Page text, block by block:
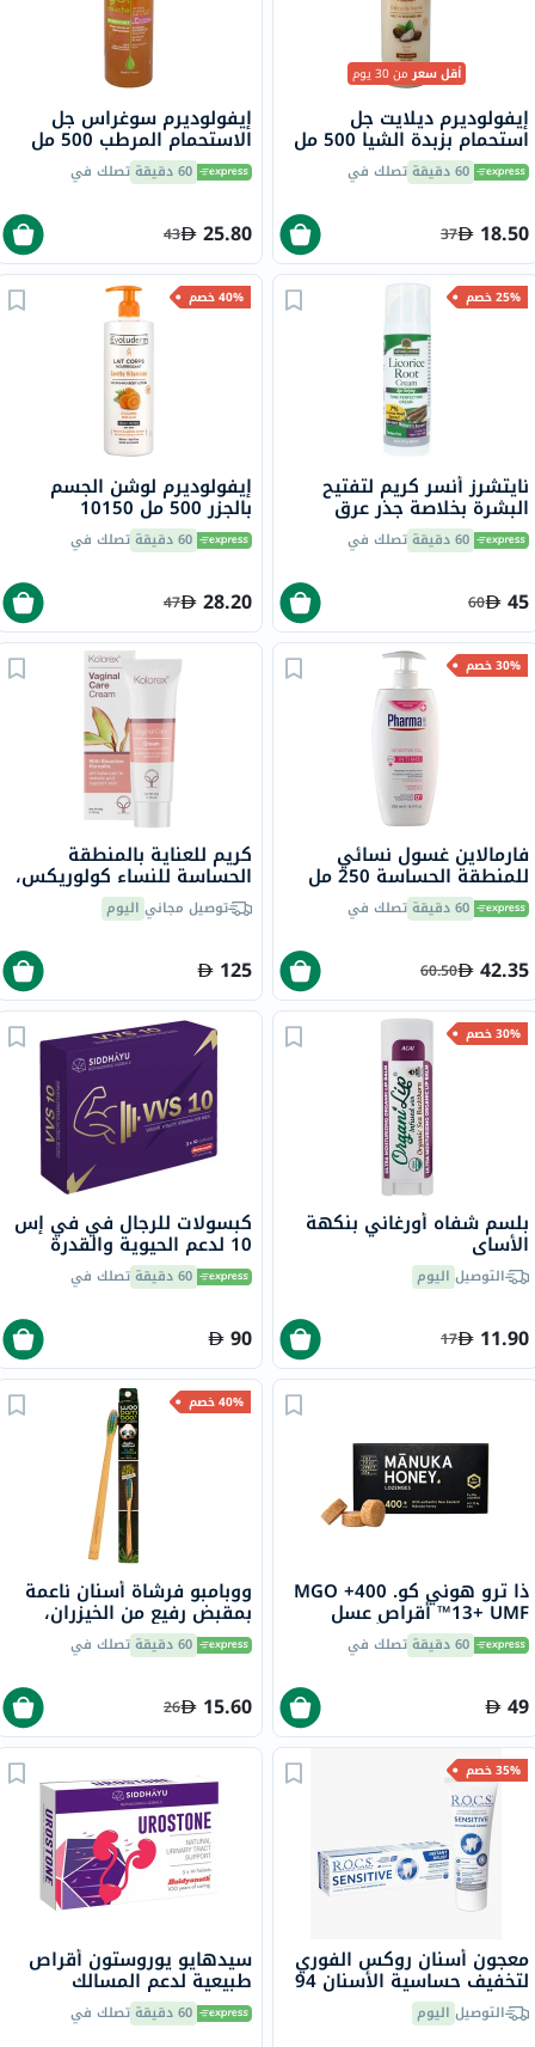
أقل سعرمن 30 يوم
إيفولوديرم ديلايت جل
استحمام بزبدة الشيا 500 مل
17302 60 دقيقة تصلك في
18.50
37
إيفولوديرم سوغراس جل
الاستحمام المرطب 500 مل
14239 60 دقيقة تصلك في
25.80
43
25% خصم
نايتشرز أنسر كريم لتفتيح
البشرة بخلاصة جذر عرق
السوس، مقاوم لعلامات
التقدم في السن، 50 مل
60 دقيقة تصلك في
45
60
40% خصم
إيفولوديرم لوشن الجسم
بالجزر 500 مل 10150
60 دقيقة تصلك في
28.20
47
30% خصم
فارمالاين غسول نسائي
للمنطقة الحساسة 250 مل
60 دقيقة تصلك في
42.35
60.50
كريم للعناية بالمنطقة
الحساسة للنساء كولوريكس،
50 جرامتوصيل مجاني اليوم
125
30% خصم
بلسم شفاه أورغاني بنكهة
الأساي
التوصيل اليوم
11.90
17
كبسولات للرجال في في إس
10 لدعم الحيوية والقدرة
سيدهايو، 30 كبسولة
60 دقيقة تصلك في
90
ذا ترو هوني كو. 400+ MGO
13+ UMF™ أقراص عسل
مانوكا 2.8 جرام 8 أقراص60 دقيقة تصلك في
49
40% خصم
ووبامبو فرشاة أسنان ناعمة
بمقبض رفيع من الخيزران،
عبوة صديقة للبيئة، 1 قطعة
60 دقيقة تصلك في
15.60
26
35% خصم
معجون أسنان روكس الفوري
لتخفيف حساسية الأسنان 94
جرامالتوصيل اليوم
سيدهايو يوروستون أقراص
طبيعية لدعم المسالك
البولية، حزمة من 30
60 دقيقة تصلك في